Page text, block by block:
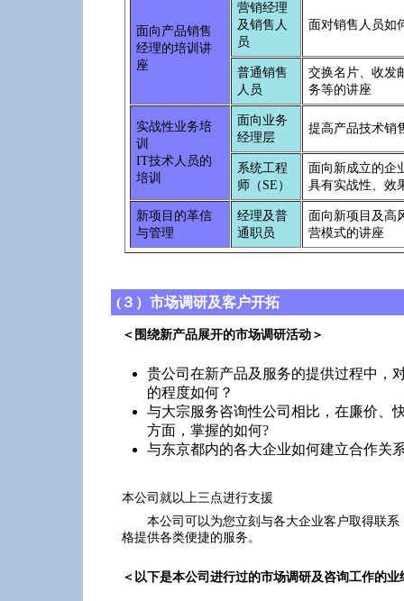
面向产品销售
经理的培训讲
座
营销经理
及销售人
员
面对销售人员如
普通销售
人员
交换名片、收发
务等的讲座
实战性业务培
训
IT技术人员的
培训
面向业务
经理层
提高产品技术销
系统工程
师（SE）
面向新成立的企
具有实战性、效
新项目的革信
与管理
经理及普
通职员
面向新项目及高
营模式的讲座
(３）市场调研及客户开拓
＜围绕新产品展开的市场调研活动＞
贵公司在新产品及服务的提供过程中，
的程度如何？
与大宗服务咨询性公司相比，在廉价、
方面，掌握的如何?
与东京都内的各大企业如何建立合作关
本公司就以上三点进行支援
本公司可以为您立刻与各大企业客户取得联系
格提供各类便捷的服务。
＜以下是本公司进行过的市场调研及咨询工作的业